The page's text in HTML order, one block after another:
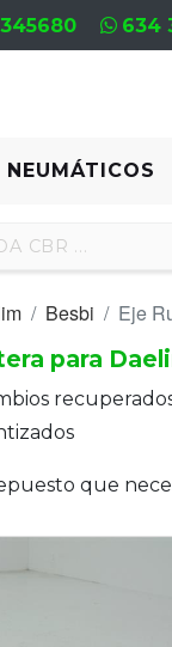
634
NEUMÁTICOS
Besbi
Eje
para
que